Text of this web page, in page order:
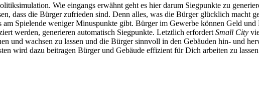
Wie eingangs erwähnt geht es hier darum Siegpunkte zu
dass die Bürger zufrieden sind. Denn alles, was die Bürger glücklich macht
am Spielende weniger Minuspunkte gibt. Bürger im Gewerbe können Geld und
werden, generieren automatisch Siegpunkte. Letztlich erfordert Small City
und wachsen zu lassen und die Bürger sinnvoll in den Gebäuden hin- und
wird dazu beitragen Bürger und Gebäude effizient für Dich arbeiten zu